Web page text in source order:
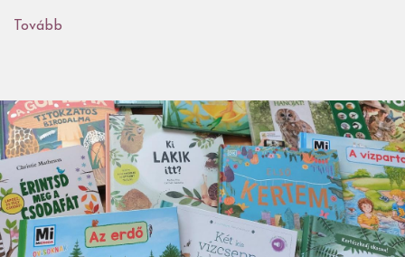
Tovább
csodát
tesz
mesélők
és
mesehallgatók
kreatív